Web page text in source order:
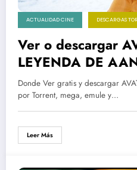
ACTUALIDAD CINE DESCARGAS
Ver o descargar
LEYENDA DE
mega y Netflix
Donde Ver gratis y descargar
por Torrent, mega, emule y…
Leer Más